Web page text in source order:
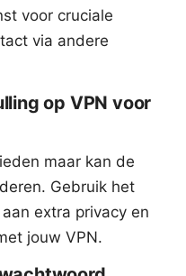
voor cruciale
via andere
op VPN voor
maar kan de
Gebruik het
extra privacy en
jouw VPN.